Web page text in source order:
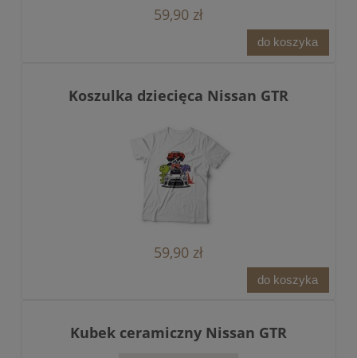
59,90 zł
do koszyka
Koszulka dziecięca Nissan GTR
59,90 zł
do koszyka
Kubek ceramiczny Nissan GTR